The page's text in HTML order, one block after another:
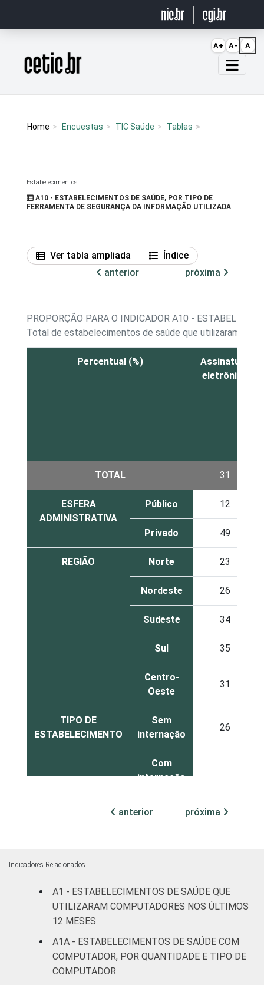
Página inicial
Home Encuestas TIC Saúde Tablas
Estabelecimentos
A10 - ESTABELECIMENTOS DE SAÚDE, POR TIPO DE
FERRAMENTA DE SEGURANÇA DA INFORMAÇÃO UTILIZADA
Ver tabla ampliada
Índice
anterior
próxima
PROPORÇÃO PARA O INDICADOR A10 -
Total de estabelecimentos de saúde que utilizaram a
Percentual (%)
Assinatura
eletrônica
TOTAL 31
ESFERA
ADMINISTRATIVA
Público 12
Privado 49
REGIÃO Norte 23
Nordeste 26
Sudeste 34
Sul 35
Centro-
Oeste
31
TIPO DE
ESTABELECIMENTO
Sem
internação
26
Com
internação
Serviço de
terapia
LOCALIZAÇÃO
anterior próxima
Indicadores Relacionados
A1 - ESTABELECIMENTOS DE SAÚDE QUE
UTILIZARAM COMPUTADORES NOS ÚLTIMOS
12 MESES
A1A - ESTABELECIMENTOS DE SAÚDE COM
COMPUTADOR, POR QUANTIDADE E TIPO DE
COMPUTADOR
A+ A- A